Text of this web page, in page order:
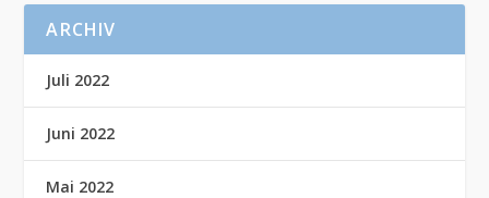
ARCHIV
Juli 2022
Juni 2022
Mai 2022